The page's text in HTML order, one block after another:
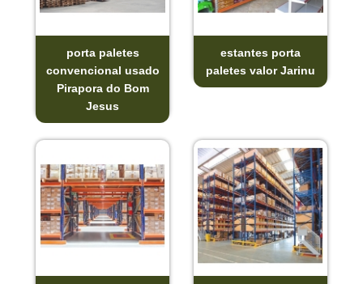
porta paletes
convencional usado
Pirapora do Bom
Jesus
estantes porta
paletes valor Jarinu